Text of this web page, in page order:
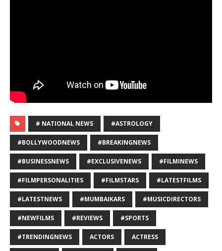
# NATIONAL NEWS #ASTROLOGY
#BOLLYWOODNEWS #BREAKINGNEWS
#BUSINESSNEWS #EXCLUSIVENEWS #FILMINEWS
#FILMPERSONALITIES #FILMSTARS #LATESTFILMS
#LATESTNEWS #MUMBAIKARS #MUSICDIRECTORS
#NEWFILMS #REVIEWS #SPORTS
#TRENDINGNEWS ACTORS ACTRESS